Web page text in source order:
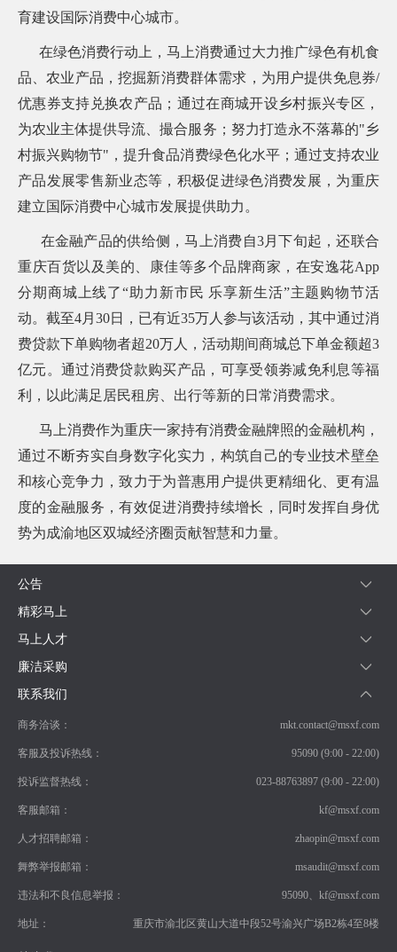
育建设国际消费中心城市。
在绿色消费行动上，马上消费通过大力推广绿色有机食
品、农业产品，挖掘新消费群体需求，为用户提供免息券/
优惠券支持兑换农产品；通过在商城开设乡村振兴专区，
为农业主体提供导流、撮合服务；努力打造永不落幕的"乡
村振兴购物节"，提升食品消费绿色化水平；通过支持农业
产品发展零售新业态等，积极促进绿色消费发展，为重庆
建立国际消费中心城市发展提供助力。
在金融产品的供给侧，马上消费自3月下旬起，还联合
重庆百货以及美的、康佳等多个品牌商家，在安逸花App
分期商城上线了“助力新市民 乐享新生活”主题购物节活
动。截至4月30日，已有近35万人参与该活动，其中通过消
费贷款下单购物者超20万人，活动期间商城总下单金额超3
亿元。通过消费贷款购买产品，可享受领劵减免利息等福
利，以此满足居民租房、出行等新的日常消费需求。
马上消费作为重庆一家持有消费金融牌照的金融机构，
通过不断夯实自身数字化实力，构筑自己的专业技术壁垒
和核心竞争力，致力于为普惠用户提供更精细化、更有温
度的金融服务，有效促进消费持续增长，同时发挥自身优
势为成渝地区双城经济圈贡献智慧和力量。
公告
精彩马上
马上人才
廉洁采购
联系我们
商务洽谈： mkt.contact@msxf.com
客服及投诉热线： 95090 (9:00 - 22:00)
投诉监督热线： 023-88763897 (9:00 - 22:00)
客服邮箱： kf@msxf.com
人才招聘邮箱： zhaopin@msxf.com
舞弊举报邮箱： msaudit@msxf.com
违法和不良信息举报： 95090、kf@msxf.com
地址： 重庆市渝北区黄山大道中段52号渝兴广场B2栋4至8楼